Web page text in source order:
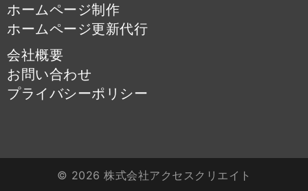
ホームページ制作
ホームページ更新代行
会社概要
お問い合わせ
プライバシーポリシー
© 2026 株式会社アクセスクリエイト